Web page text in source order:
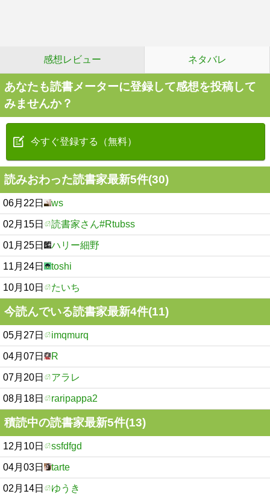
感想レビュー ネタバレ
あなたも読書メーターに登録して感想を投稿して
みませんか？
今すぐ登録する（無料）
読みおわった読書家最新5件(30)
06月22日 ws
02月15日 読書家さん#Rtubss
01月25日 ハリー細野
11月24日 toshi
10月10日 たいち
今読んでいる読書家最新4件(11)
05月27日 imqmurq
04月07日 R
07月20日 アラレ
08月18日 raripappa2
積読中の読書家最新5件(13)
12月10日 ssfdfgd
04月03日 tarte
02月14日 ゆうき